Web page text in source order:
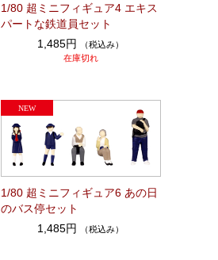
1/80 超ミニフィギュア4 エキス
パートな鉄道員セット
1,485円
（税込み）
在庫切れ
1/80 超ミニフィギュア6 あの日
のバス停セット
1,485円
（税込み）